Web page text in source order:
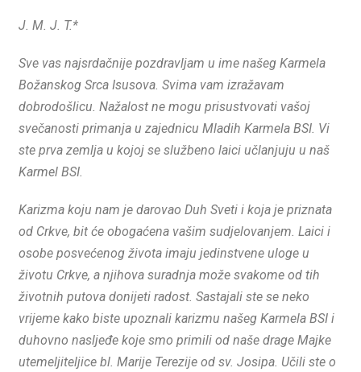
J. M. J. T.*
Sve vas najsrdačnije pozdravljam u ime našeg Karmela
Božanskog Srca Isusova. Svima vam izražavam
dobrodošlicu. Nažalost ne mogu prisustvovati vašoj
svečanosti primanja u zajednicu Mladih Karmela BSI. Vi
ste prva zemlja u kojoj se službeno laici učlanjuju u naš
Karmel BSI.
Karizma koju nam je darovao Duh Sveti i koja je priznata
od Crkve, bit će obogaćena vašim sudjelovanjem. Laici i
osobe posvećenog života imaju jedinstvene uloge u
životu Crkve, a njihova suradnja može svakome od tih
životnih putova donijeti radost. Sastajali ste se neko
vrijeme kako biste upoznali karizmu našeg Karmela BSI i
duhovno nasljeđe koje smo primili od naše drage Majke
utemeljiteljice bl. Marije Terezije od sv. Josipa. Učili ste o